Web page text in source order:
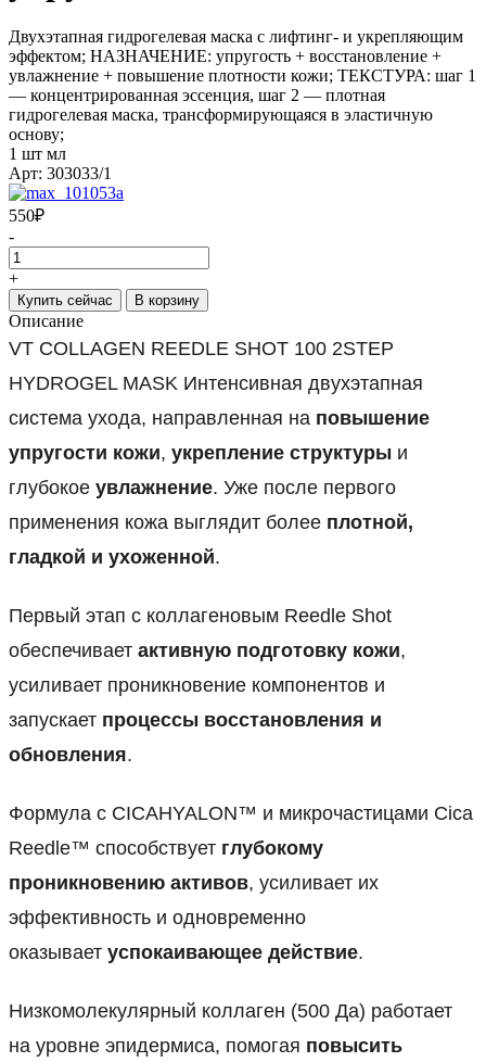
Двухэтапная гидрогелевая маска с лифтинг- и укрепляющим
эффектом; НАЗНАЧЕНИЕ: упругость + восстановление +
увлажнение + повышение плотности кожи; ТЕКСТУРА: шаг 1
— концентрированная эссенция, шаг 2 — плотная
гидрогелевая маска, трансформирующаяся в эластичную
основу;
1 шт мл
Арт: 303033/1
550₽
-
+
Купить сейчас В корзину
Описание
VT COLLAGEN REEDLE SHOT 100 2STEP
HYDROGEL MASK Интенсивная двухэтапная
система ухода, направленная на повышение
упругости кожи, укрепление структуры и
глубокое увлажнение. Уже после первого
применения кожа выглядит более плотной,
гладкой и ухоженной.
Первый этап с коллагеновым Reedle Shot
обеспечивает активную подготовку кожи,
усиливает проникновение компонентов и
запускает процессы восстановления и
обновления.
Формула с CICAHYALON™ и микрочастицами Cica
Reedle™ способствует глубокому
проникновению активов, усиливает их
эффективность и одновременно
оказывает успокаивающее действие.
Низкомолекулярный коллаген (500 Да) работает
на уровне эпидермиса, помогая повысить